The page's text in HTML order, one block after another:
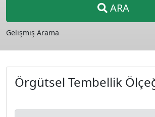
ARA
Gelişmiş Arama
Örgütsel Tembellik